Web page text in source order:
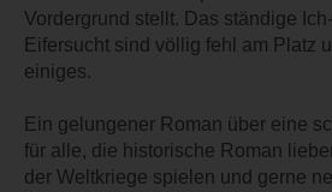
Vordergrund stellt. Das ständige
Eifersucht sind völlig fehl am Platz
einiges.
Ein gelungener Roman über eine
für alle, die historische Roman
der Weltkriege spielen und gerne